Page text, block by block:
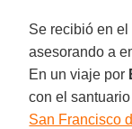
Se recibió en
asesorando a
En un viaje por
con el
San Francisco